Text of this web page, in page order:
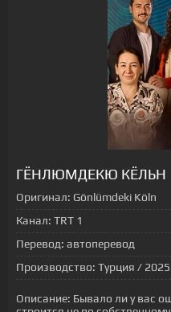
ГЁНЛЮМДЕКЮ КЁЛЬН
Оригинал: Gönlümdeki Köln
Канал: TRT 1
Перевод: автоперевод
Производство: Турция / 2025
Описание: Бывало ли у вас